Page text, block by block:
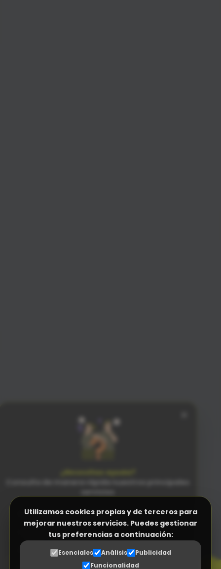
Utilizamos cookies propias y de terceros para
mejorar nuestros servicios. Puedes gestionar
tus preferencias a continuación:
Esenciales Análisis
Publicidad
Funcionalidad
PENSADOPARA LAS PERSONAS
SENCILLEZ SIN RIVAL
Facturación Electrónica (Verifactu)
Programa Control Horario
Programa a medida (ERP empresas)